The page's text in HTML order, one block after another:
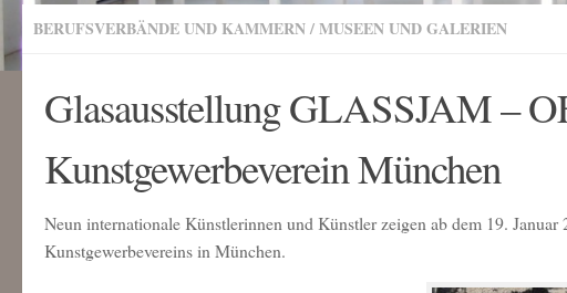
BERUFSVERBÄNDE UND KAMMERN/MUSEEN UND GALERIEN
Glasausstellung GLASSJAM –
Kunstgewerbeverein München
Neun internationale Künstlerinnen und Künstler zeigen ab dem 19.
Kunstgewerbevereins in München.